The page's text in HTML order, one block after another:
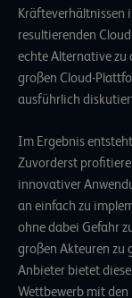
Kräfteverhältnissen
resultierenden
echte Alternative zu
großen Cloud-
ausführlich
Im Ergebnis
Zuvorderst
innovativer
an einfach zu
ohne dabei Gefahr
großen Akteuren zu
Anbieter bietet
Wettbewerb mit den